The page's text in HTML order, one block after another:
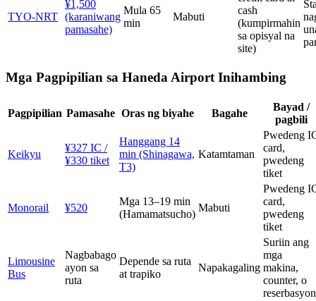
TYO-NRT
¥1,500
(karaniwang
pamasahe)
Mula 65
min
Mabuti
cash
(kumpirmahin
sa opisyal na
site)
Mga Pagpipilian sa Haneda Airport Inihambing
Pagpipilian Pamasahe Oras ng biyahe Bagahe
Bayad /
pagbili
Keikyu
¥327 IC /
¥330 tiket
Hanggang 14
min (Shinagawa,
T3)
Katamtaman
Pwedeng
card,
pwedeng
tiket
Monorail ¥520
Mga 13–19 min
(Hamamatsucho)
Mabuti
Pwedeng
card,
pwedeng
tiket
Limousine
Bus
Nagbabago
ayon sa
ruta
Depende sa ruta
at trapiko
Napakagaling
Suriin ang
mga
makina,
counter, o
reserbasyon